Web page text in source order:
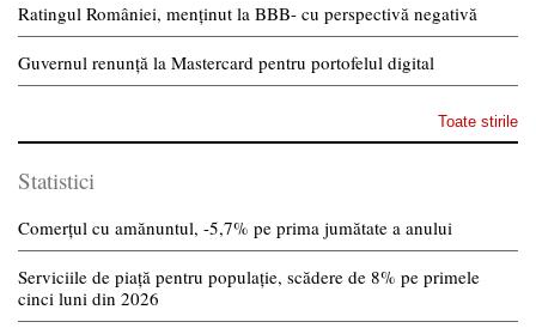
Ratingul României, menținut la BBB- cu perspectivă negativă
Guvernul renunță la Mastercard pentru portofelul digital
Toate stirile
Statistici
Comerțul cu amănuntul, -5,7% pe prima jumătate a anului
Serviciile de piață pentru populație, scădere de 8% pe primele
cinci luni din 2026